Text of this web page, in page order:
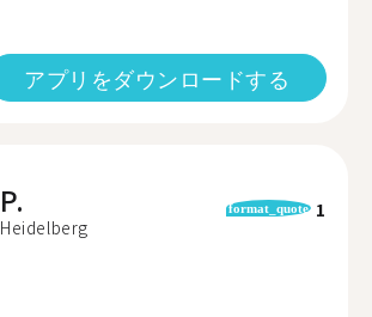
アプリをダウンロードする
P.
Heidelberg
format_quote 1